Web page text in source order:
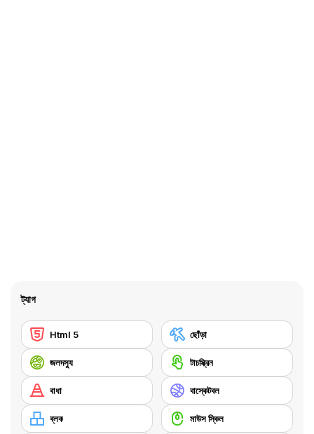
ট্যাগ
Html 5 ছোঁড়া
জলদস্যু টাচস্ক্রিন
বাধা বাস্কেটবল
ব্লক মাউস স্কিল